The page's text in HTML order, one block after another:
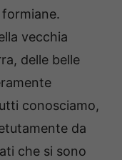
vecchia
delle belle
conosciamo,
da
che si sono